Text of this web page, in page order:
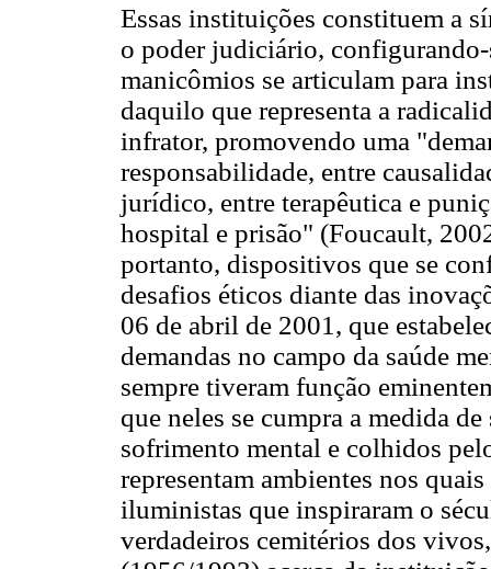
Essas instituições constituem a
o poder judiciário,
manicômios se articulam para
daquilo que representa a
infrator, promovendo uma
responsabilidade, entre
jurídico, entre terapêutica e
hospital e prisão" (Foucault,
portanto, dispositivos que se
desafios éticos diante das
06 de abril de 2001, que
demandas no campo da saúde
sempre tiveram função
que neles se cumpra a medida
sofrimento mental e colhidos
representam ambientes nos
iluministas que inspiraram o
verdadeiros cemitérios dos